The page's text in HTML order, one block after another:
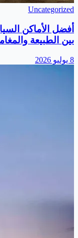
Uncategorized
أفضل الأماكن
بين الطبيعة
8 يوليو 2026